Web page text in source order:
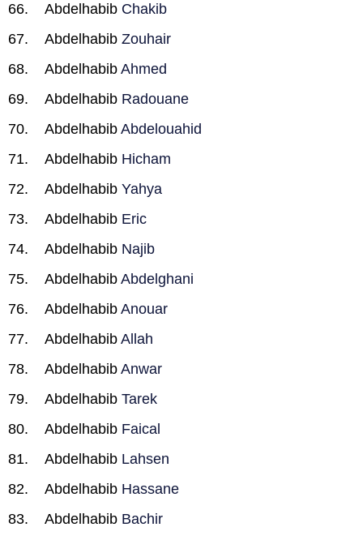
Abdelhabib Chakib
Abdelhabib Zouhair
Abdelhabib Ahmed
Abdelhabib Radouane
Abdelhabib Abdelouahid
Abdelhabib Hicham
Abdelhabib Yahya
Abdelhabib Eric
Abdelhabib Najib
Abdelhabib Abdelghani
Abdelhabib Anouar
Abdelhabib Allah
Abdelhabib Anwar
Abdelhabib Tarek
Abdelhabib Faical
Abdelhabib Lahsen
Abdelhabib Hassane
Abdelhabib Bachir